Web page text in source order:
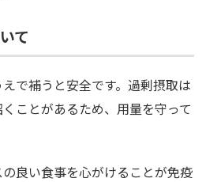
て
で補うと安全です。過剰摂取は
ことがあるため、用量を守って
良い食事を心がけることが免疫